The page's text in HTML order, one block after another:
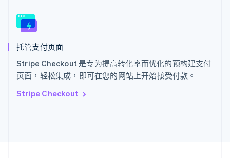
托管支付页面
Stripe Checkout 是专为提高转化率而优化的预构建支付
页面，轻松集成，即可在您的网站上开始接受付款。
Stripe Checkout
English
新西兰
匈牙利
意大利
ItalianoEnglish
English